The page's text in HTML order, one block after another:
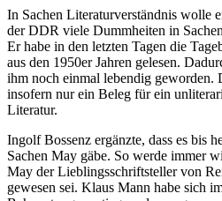
In Sachen Literaturverständnis wolle
der DDR viele Dummheiten in
Er habe in den letzten Tagen die
aus den 1950er Jahren gelesen.
ihm noch einmal lebendig
insofern nur ein Beleg für ein
Literatur.
Ingolf Bossenz ergänzte, dass es bis
Sachen May gäbe. So werde immer
May der Lieblingsschriftsteller von
gewesen sei. Klaus Mann habe sich